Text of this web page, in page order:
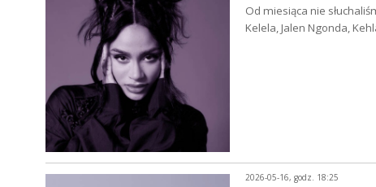
Od miesiąca nie
Kelela, Jalen Ngonda,
2026-05-16, godz. 18:25